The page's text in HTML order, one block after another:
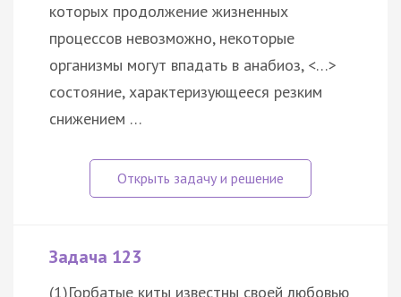
которых продолжение жизненных
процессов невозможно, некоторые
организмы могут впадать в анабиоз, <…>
состояние, характеризующееся резким
снижением …
Задача 123
(1)Горбатые киты известны своей любовью